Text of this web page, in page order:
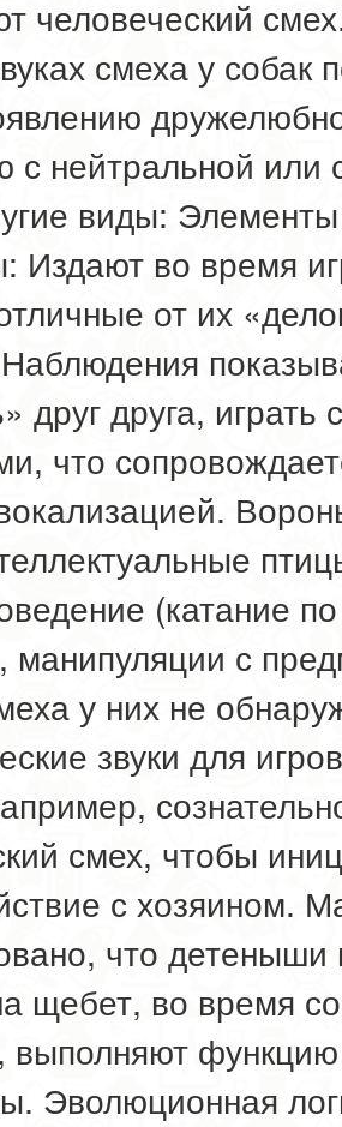
человеческий
смеха у собак
с нейтральной или
виды:
Издают во время
от их
друг друга,
что
(катание
манипуляции с
у них не
звуки для
смех, чтобы
с хозяином.
что детеныши
щебет, во время
выполняют
Эволюционная